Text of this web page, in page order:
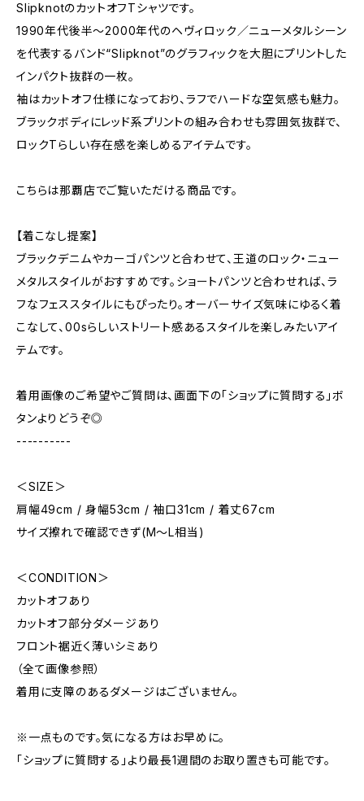
SlipknotのカットオフTシャツです。
1990年代後半〜2000年代のヘヴィロック／ニューメタルシーン
を代表するバンド“Slipknot”のグラフィックを大胆にプリントした
インパクト抜群の一枚。
袖はカットオフ仕様になっており、ラフでハードな空気感も魅力。
ブラックボディにレッド系プリントの組み合わせも雰囲気抜群で、
ロックTらしい存在感を楽しめるアイテムです。
こちらは那覇店でご覧いただける商品です。
【着こなし提案】
ブラックデニムやカーゴパンツと合わせて、王道のロック・ニュー
メタルスタイルがおすすめです。ショートパンツと合わせれば、ラ
フなフェススタイルにもぴったり。オーバーサイズ気味にゆるく着
こなして、00sらしいストリート感あるスタイルを楽しみたいアイ
テムです。
着用画像のご希望やご質問は、画面下の「ショップに質問する」ボ
タンよりどうぞ◎
----------
＜SIZE＞
肩幅49cm / 身幅53cm / 袖口31cm / 着丈67cm
サイズ擦れで確認できず(M～L相当)
＜CONDITION＞
カットオフあり
カットオフ部分ダメージあり
フロント裾近く薄いシミあり
（全て画像参照）
着用に支障のあるダメージはございません。
※一点ものです。気になる方はお早めに。
「ショップに質問する」より最長1週間のお取り置きも可能です。